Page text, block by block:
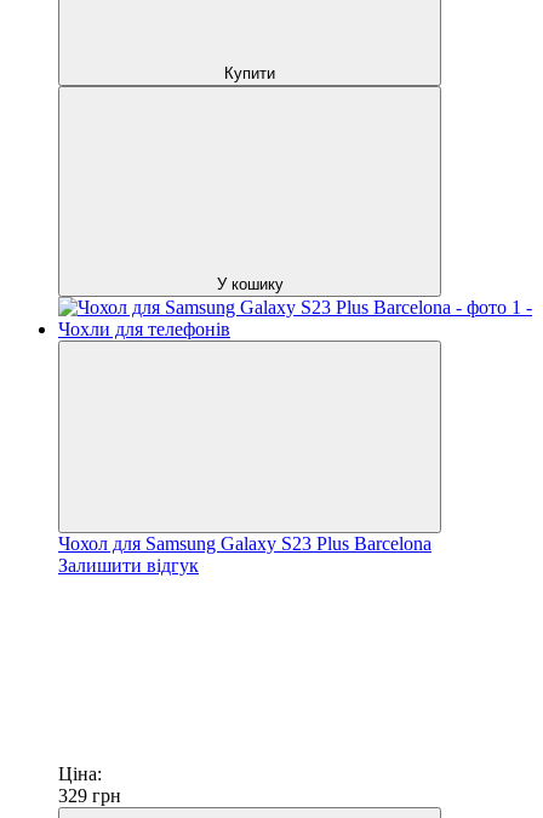
Купити
У кошику
Чохол для Samsung Galaxy S23 Plus Barcelona
Залишити відгук
Ціна:
329 грн